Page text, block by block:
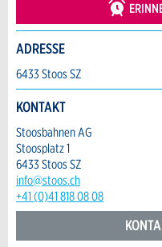
Allgemeines
Anzeige nicht
* Eingabe
Veranstaltungsdatum
Vorname / Nachname
Firma / Organisation:
ADRESSE
6433 Stoos SZ
KONTAKT
Stoosbahnen AG
Stoosplatz 1
6433 Stoos SZ
info@stoos.ch
+41 (0)41 818 08 08